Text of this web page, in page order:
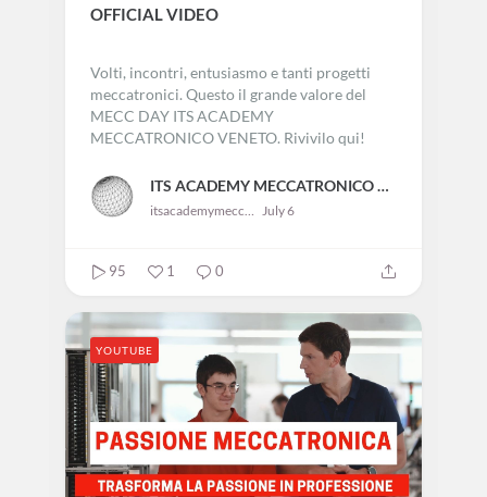
ITS MECCDAY 2026 PROGETTI
OFFICIAL VIDEO
meccatronici. Questo il grande valore del
MECC DAY ITS ACADEMY
MECCATRONICO VENETO. Rivivilo qui!
ITS ACADEMY MECCATRONICO VENETO
95 0
YOUTUBE